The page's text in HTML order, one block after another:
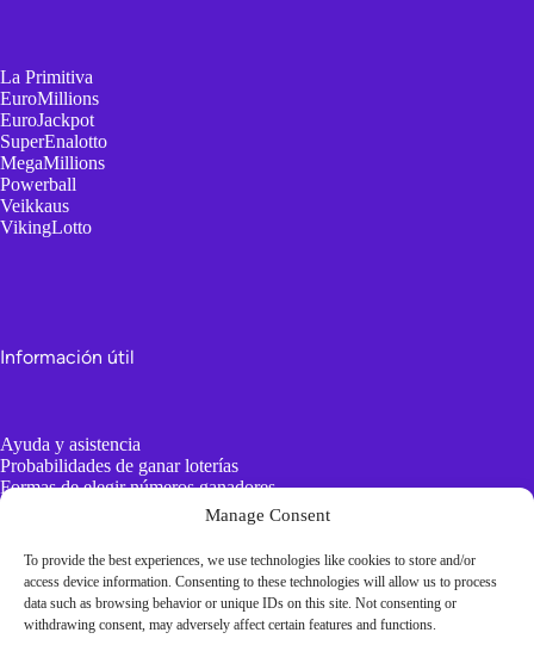
Manage Consent
To provide the best experiences, we use technologies like cookies to store and/or
access device information. Consenting to these technologies will allow us to process
data such as browsing behavior or unique IDs on this site. Not consenting or
withdrawing consent, may adversely affect certain features and functions.
La Primitiva
EuroMillions
EuroJackpot
SuperEnalotto
MegaMillions
Powerball
Veikkaus
VikingLotto
Información útil
Ayuda y asistencia
Probabilidades de ganar loterías
Formas de elegir números ganadores
AI vs Generadores de números aleatorios
Información aburrida